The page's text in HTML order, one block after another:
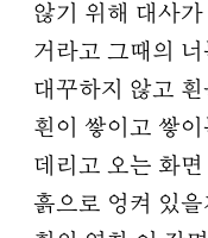
않기 위해 대사
거라고 그때의
대꾸하지 않고
흰이 쌓이고 쌓
데리고 오는 화
흙으로 엉켜 있